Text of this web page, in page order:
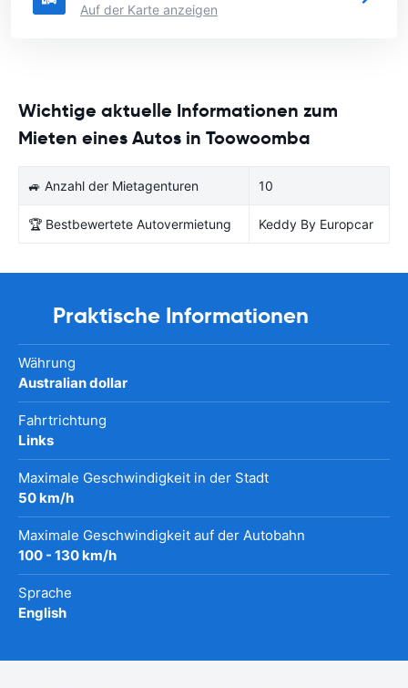
Auf der Karte anzeigen
Wichtige aktuelle Informationen zum
Mieten eines Autos in Toowoomba
🚙 Anzahl der Mietagenturen 10
🏆 Bestbewertete Autovermietung Keddy By Europcar
Praktische Informationen
Währung
Australian dollar
Fahrtrichtung
Links
Maximale Geschwindigkeit in der Stadt
50 km/h
Maximale Geschwindigkeit auf der Autobahn
100 - 130 km/h
Sprache
English